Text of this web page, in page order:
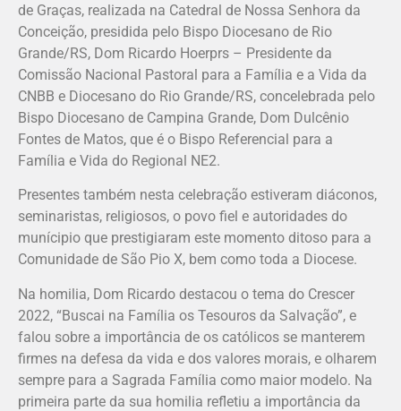
de Graças, realizada na Catedral de Nossa Senhora da
Conceição, presidida pelo Bispo Diocesano de Rio
Grande/RS, Dom Ricardo Hoerprs – Presidente da
Comissão Nacional Pastoral para a Família e a Vida da
CNBB e Diocesano do Rio Grande/RS, concelebrada pelo
Bispo Diocesano de Campina Grande, Dom Dulcênio
Fontes de Matos, que é o Bispo Referencial para a
Família e Vida do Regional NE2.
Presentes também nesta celebração estiveram diáconos,
seminaristas, religiosos, o povo fiel e autoridades do
munícipio que prestigiaram este momento ditoso para a
Comunidade de São Pio X, bem como toda a Diocese.
Na homilia, Dom Ricardo destacou o tema do Crescer
2022, “Buscai na Família os Tesouros da Salvação”, e
falou sobre a importância de os católicos se manterem
firmes na defesa da vida e dos valores morais, e olharem
sempre para a Sagrada Família como maior modelo. Na
primeira parte da sua homilia refletiu a importância da